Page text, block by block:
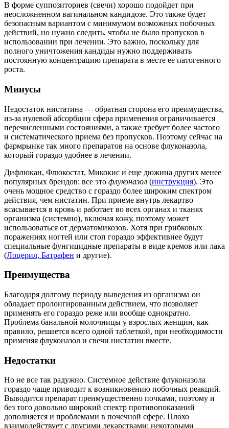
В форме суппозиториев (свечи) хорошо подойдет при
неосложненном вагинальном кандидозе. Это также будет
безопасным вариантом с минимумом возможных побочных
действий, но нужно следить, чтобы не было пропусков в
использовании при лечении. Это важно, поскольку для
полного уничтожения кандиды нужно поддерживать
постоянную концентрацию препарата в месте ее патогенного
роста.
Минусы
Недостаток нистатина — обратная сторона его преимущества,
из-за нулевой абсорбции сфера применения ограничивается
перечисленными состояниями, а также требует более частого
и систематического приема без пропусков. Поэтому сейчас на
фармрынке так много препаратов на основе флуконазола,
который гораздо удобнее в лечении.
Дифлюкан, Флюкостат, Микокис и еще дюжина других менее
популярных брендов: все это флуконазол (инструкция). Это
очень мощное средство с гораздо более широким спектром
действия, чем нистатин. При приеме внутрь лекартво
всасывается в кровь и работает во всех органах и тканях
организма (системно), включая кожу, поэтому может
использоваться от дерматомикозов. Хотя при грибковых
поражениях ногтей или стоп гораздо эффективнее будут
специальные фунгицидные препараты в виде кремов или лака
(Лоцерил, Батрафен и другие).
Преимущества
Благодаря долгому периоду выведения из организма он
обладает пролонгированным действием, что позволяет
применять его гораздо реже или вообще однократно.
Проблема банальной молочницы у взрослых женщин, как
правило, решается всего одной таблеткой, при необходимости
применяя флуконазол и свечи нистатин вместе.
Недостатки
Но не все так радужно. Системное действие флуконазола
гораздо чаще приводит к возникновению побочных реакций.
Выводится препарат преимущественно почками, поэтому и
без того довольно широкий спектр противопоказаний
дополняется и проблемами в почечной сфере. Плохо
взаимодействует с другими лекарствами: некоторыми